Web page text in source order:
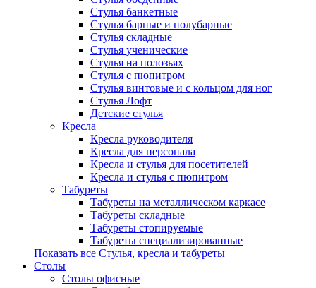
Стулья банкетные
Стулья барные и полубарные
Стулья складные
Стулья ученические
Стулья на полозьях
Стулья с пюпитром
Стулья винтовые и с кольцом для ног
Стулья Лофт
Детские стулья
Кресла
Кресла руководителя
Кресла для персонала
Кресла и стулья для посетителей
Кресла и стулья с пюпитром
Табуреты
Табуреты на металлическом каркасе
Табуреты складные
Табуреты стопируемые
Табуреты специализированные
Показать все Стулья, кресла и табуреты
Столы
Столы офисные